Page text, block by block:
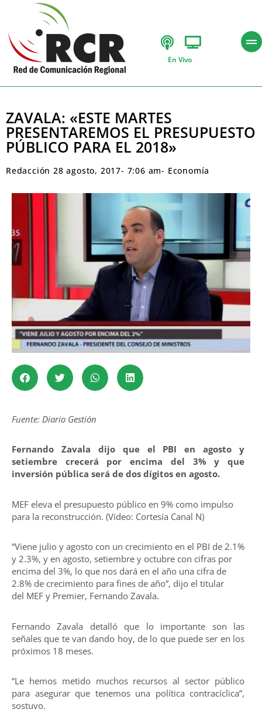
En Vivo
ZAVALA: «ESTE MARTES
PRESENTAREMOS EL PRESUPUESTO
PÚBLICO PARA EL 2018»
Redacción 28 agosto, 2017- 7:06 am- Economía
Fuente: Diario Gestión
Fernando Zavala dijo que el PBI en agosto y
setiembre crecerá por encima del 3% y que
inversión pública será de dos dígitos en agosto.
MEF eleva el presupuesto público en 9% como impulso
para la reconstrucción. (Video: Cortesía Canal N)
“Viene julio y agosto con un crecimiento en el PBI de 2.1%
y 2.3%, y en agosto, setiembre y octubre con cifras por
encima del 3%, lo que nos dará en el año una cifra de
2.8% de crecimiento para fines de año”, dijo el titular
del MEF y Premier, Fernando Zavala.
Fernando Zavala detalló que lo importante son las
señales que te van dando hoy, de lo que puede ser en los
próximos 18 meses.
“Le hemos metido muchos recursos al sector público
para asegurar que tenemos una política contracíclica”,
sostuvo.